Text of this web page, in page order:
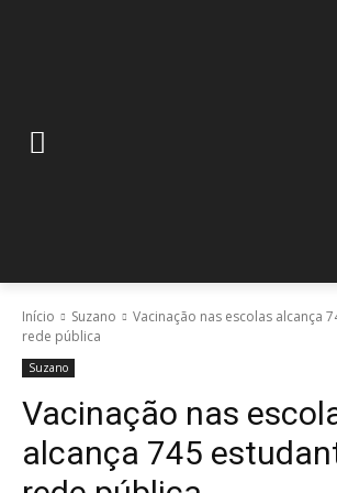
Início Suzano
Vacinação nas escolas alcança
rede pública
Suzano
Vacinação nas
alcança 745